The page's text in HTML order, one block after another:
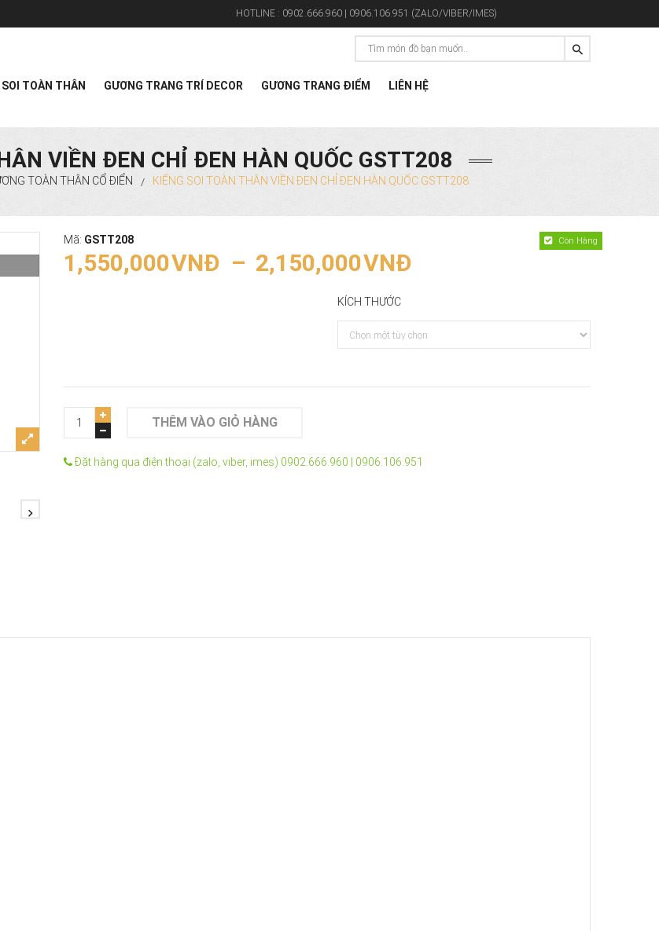
HOTLINE : 0902.666.960 | 0906.106.951 (ZALO/VIBER/IMES)
TOÀN THÂN GƯƠNG TRANG TRÍ DECOR GƯƠNG TRANG ĐIỂM LIÊN HỆ
VIỀN ĐEN CHỈ ĐEN HÀN QUỐC GSTT208
TOÀN THÂN CỔ ĐIỂN / KIẾNG SOI TOÀN THÂN VIỀN ĐEN CHỈ ĐEN HÀN QUỐC GSTT208
Mã: GSTT208
1,550,000VNĐ – 2,150,000VNĐ
Còn Hàng
KÍCH THƯỚC
THÊM VÀO GIỎ HÀNG
Đặt hàng qua điện thoại (zalo, viber, imes) 0902.666.960 | 0906.106.951